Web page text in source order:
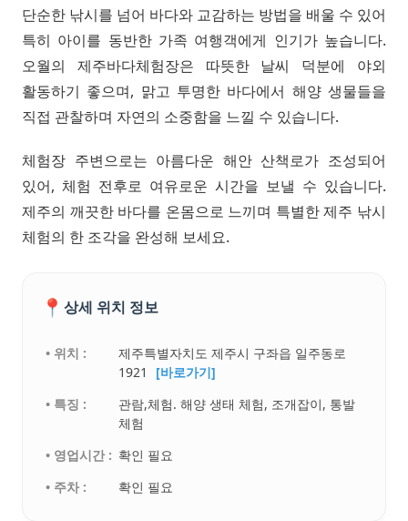
단순한 낚시를 넘어 바다와 교감하는 방법을 배울 수 있어
특히 아이를 동반한 가족 여행객에게 인기가 높습니다.
오월의 제주바다체험장은 따뜻한 날씨 덕분에 야외
활동하기 좋으며, 맑고 투명한 바다에서 해양 생물들을
직접 관찰하며 자연의 소중함을 느낄 수 있습니다.
체험장 주변으로는 아름다운 해안 산책로가 조성되어
있어, 체험 전후로 여유로운 시간을 보낼 수 있습니다.
제주의 깨끗한 바다를 온몸으로 느끼며 특별한 제주 낚시
체험의 한 조각을 완성해 보세요.
📍 상세 위치 정보
• 위치 :
제주특별자치도 제주시 구좌읍 일주동로
1921
[바로가기]
• 특징 :
관람,체험. 해양 생태 체험, 조개잡이, 통발
체험
• 영업시간 : 확인 필요
• 주차 :
확인 필요